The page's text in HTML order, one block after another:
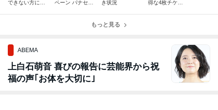
できない方にお
ペーン パナセト
き状況
得な4枚チケッ
もっと見る
ABEMA
上白石萌音 喜びの報告に芸能界から祝
福の声｢お体を大切に｣